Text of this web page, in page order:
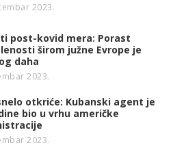
2023.
post-kovid mera: Porast
širom južne Evrope je
daha
2023.
otkriće: Kubanski agent je
bio u vrhu američke
2023.